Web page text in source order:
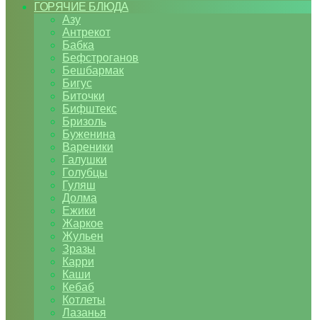
ГОРЯЧИЕ БЛЮДА
Азу
Антрекот
Бабка
Бефстроганов
Бешбармак
Бигус
Биточки
Бифштекс
Бризоль
Буженина
Вареники
Галушки
Голубцы
Гуляш
Долма
Ежики
Жаркое
Жульен
Зразы
Карри
Каши
Кебаб
Котлеты
Лазанья